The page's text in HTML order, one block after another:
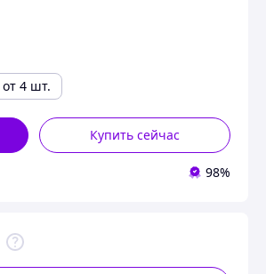
от 4 шт.
Купить сейчас
98%